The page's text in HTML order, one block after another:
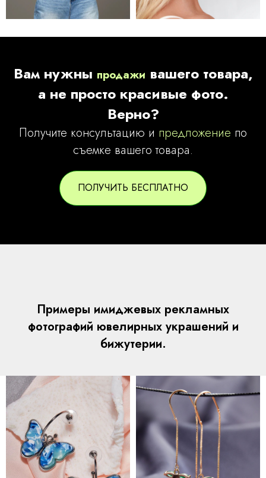
Вам нужны продажи вашего товара,
а не просто красивые фото.
Верно?
Получите консультацию и предложение по
съемке вашего товара.
ПОЛУЧИТЬ БЕСПЛАТНО
Примеры имиджевых рекламных
фотографий ювелирных украшений и
бижутерии.